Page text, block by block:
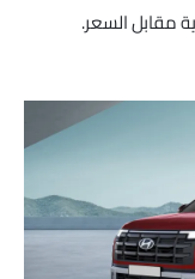
مقابل السعر.